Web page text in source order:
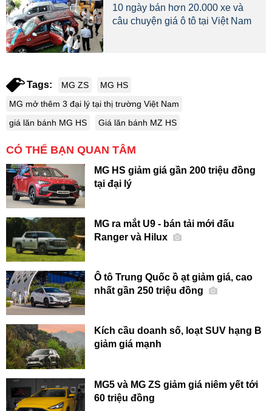
10 ngày bán hơn 20.000 xe và
câu chuyện giá ô tô tại Việt Nam
Tags: MG ZS
MG HS
MG mở thêm 3 đại lý tại thị trường Việt Nam
giá lăn bánh MG HS
Giá lăn bánh MZ HS
CÓ THỂ BẠN QUAN TÂM
MG HS giảm giá gần 200 triệu đồng
tại đại lý
MG ra mắt U9 - bán tải mới đấu
Ranger và Hilux
Ô tô Trung Quốc ồ ạt giảm giá, cao
nhất gần 250 triệu đồng
Kích cầu doanh số, loạt SUV hạng B
giảm giá mạnh
MG5 và MG ZS giảm giá niêm yết tới
60 triệu đồng